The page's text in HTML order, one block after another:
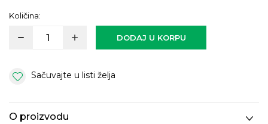
Količina:
DODAJ U KORPU
Sačuvajte u listi želja
O proizvodu